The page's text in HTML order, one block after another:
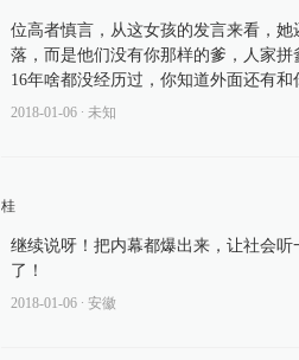
位高者慎言，从这女孩的发言来看，
落，而是他们没有你那样的爹，人家
16年啥都没经历过，你知道外面还有和
2018-01-06 ∙ 未知
桂
继续说呀！把内幕都爆出来，让社会
了！
2018-01-06 ∙ 安徽